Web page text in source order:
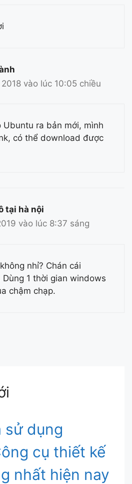
vào lúc 10:05 chiều
Ubuntu ra bản mới, mình
có thể download được
tại hà nội
vào lúc 8:37 sáng
nhỉ? Chán cái
1 thời gian windows
chậm chạp.
sử dụng
cụ thiết kế
nhất hiện nay